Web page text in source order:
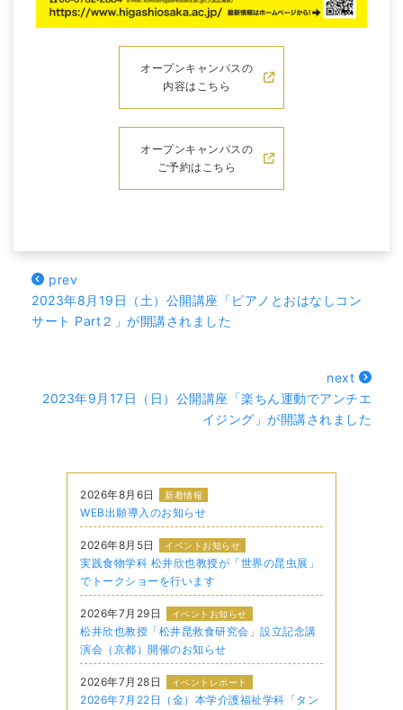
オープンキャンパスの
内容はこちら
オープンキャンパスの
ご予約はこちら
prev
2023年8月19日（土）公開講座「ピアノとおはなしコン
サート Part２」が開講されました
next
2023年9月17日（日）公開講座「楽ちん運動でアンチエ
イジング」が開講されました
2026年8月6日 新着情報
WEB出願導入のお知らせ
2026年8月5日 イベントお知らせ
実践食物学科 松井欣也教授が「世界の昆虫展」
でトークショーを行います
2026年7月29日 イベントお知らせ
松井欣也教授「松井昆救食研究会」設立記念講
演会（京都）開催のお知らせ
2026年7月28日 イベントレポート
2026年7月22日（金）本学介護福祉学科「タン